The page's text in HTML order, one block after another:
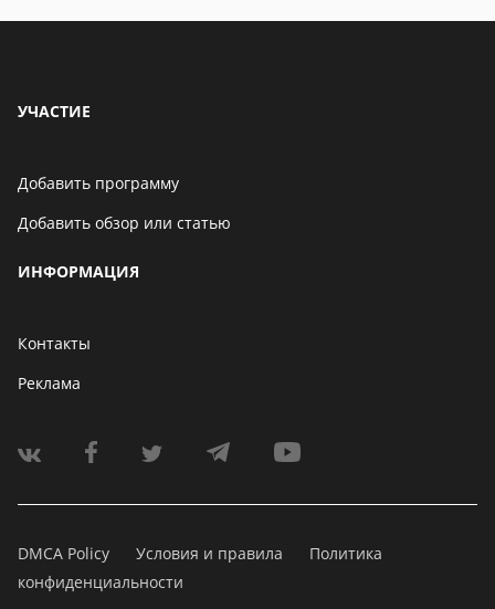
УЧАСТИЕ
Добавить программу
Добавить обзор или статью
ИНФОРМАЦИЯ
Контакты
Реклама
DMCA Policy Условия и правила
Политика
конфиденциальности